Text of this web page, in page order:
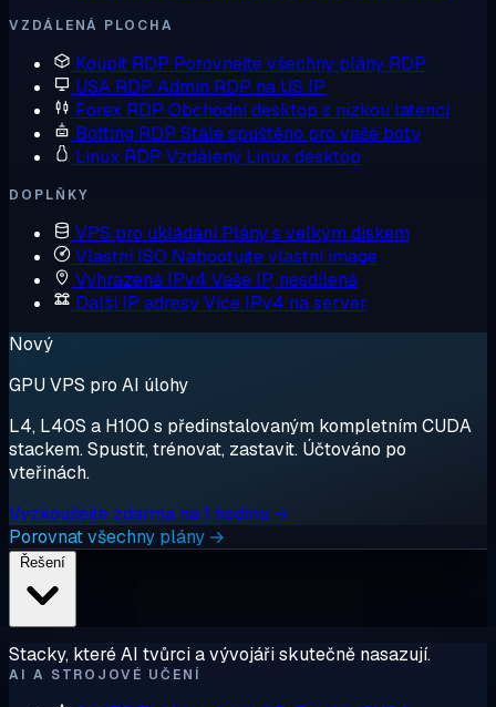
VZDÁLENÁ PLOCHA
Koupit RDP Porovnejte všechny plány RDP
USA RDP Admin RDP na US IP
Forex RDP Obchodní desktop s nízkou latencí
Botting RDP Stále spuštěno pro vaše boty
Linux RDP Vzdálený Linux desktop
DOPLŇKY
VPS pro ukládání Plány s velkým diskem
Vlastní ISO Nabootujte vlastní image
Vyhrazená IPv4 Vaše IP, nesdílená
Další IP adresyVíce IPv4 na server
Nový
GPU VPS pro AI úlohy
L4, L40S a H100 s předinstalovaným kompletním CUDA
stackem. Spustit, trénovat, zastavit. Účtováno po
vteřinách.
Vyzkoušejte zdarma na 1 hodinu →
Porovnat všechny plány →
Stacky, které AI tvůrci a vývojáři skutečně nasazují.
AI A STROJOVÉ UČENÍ